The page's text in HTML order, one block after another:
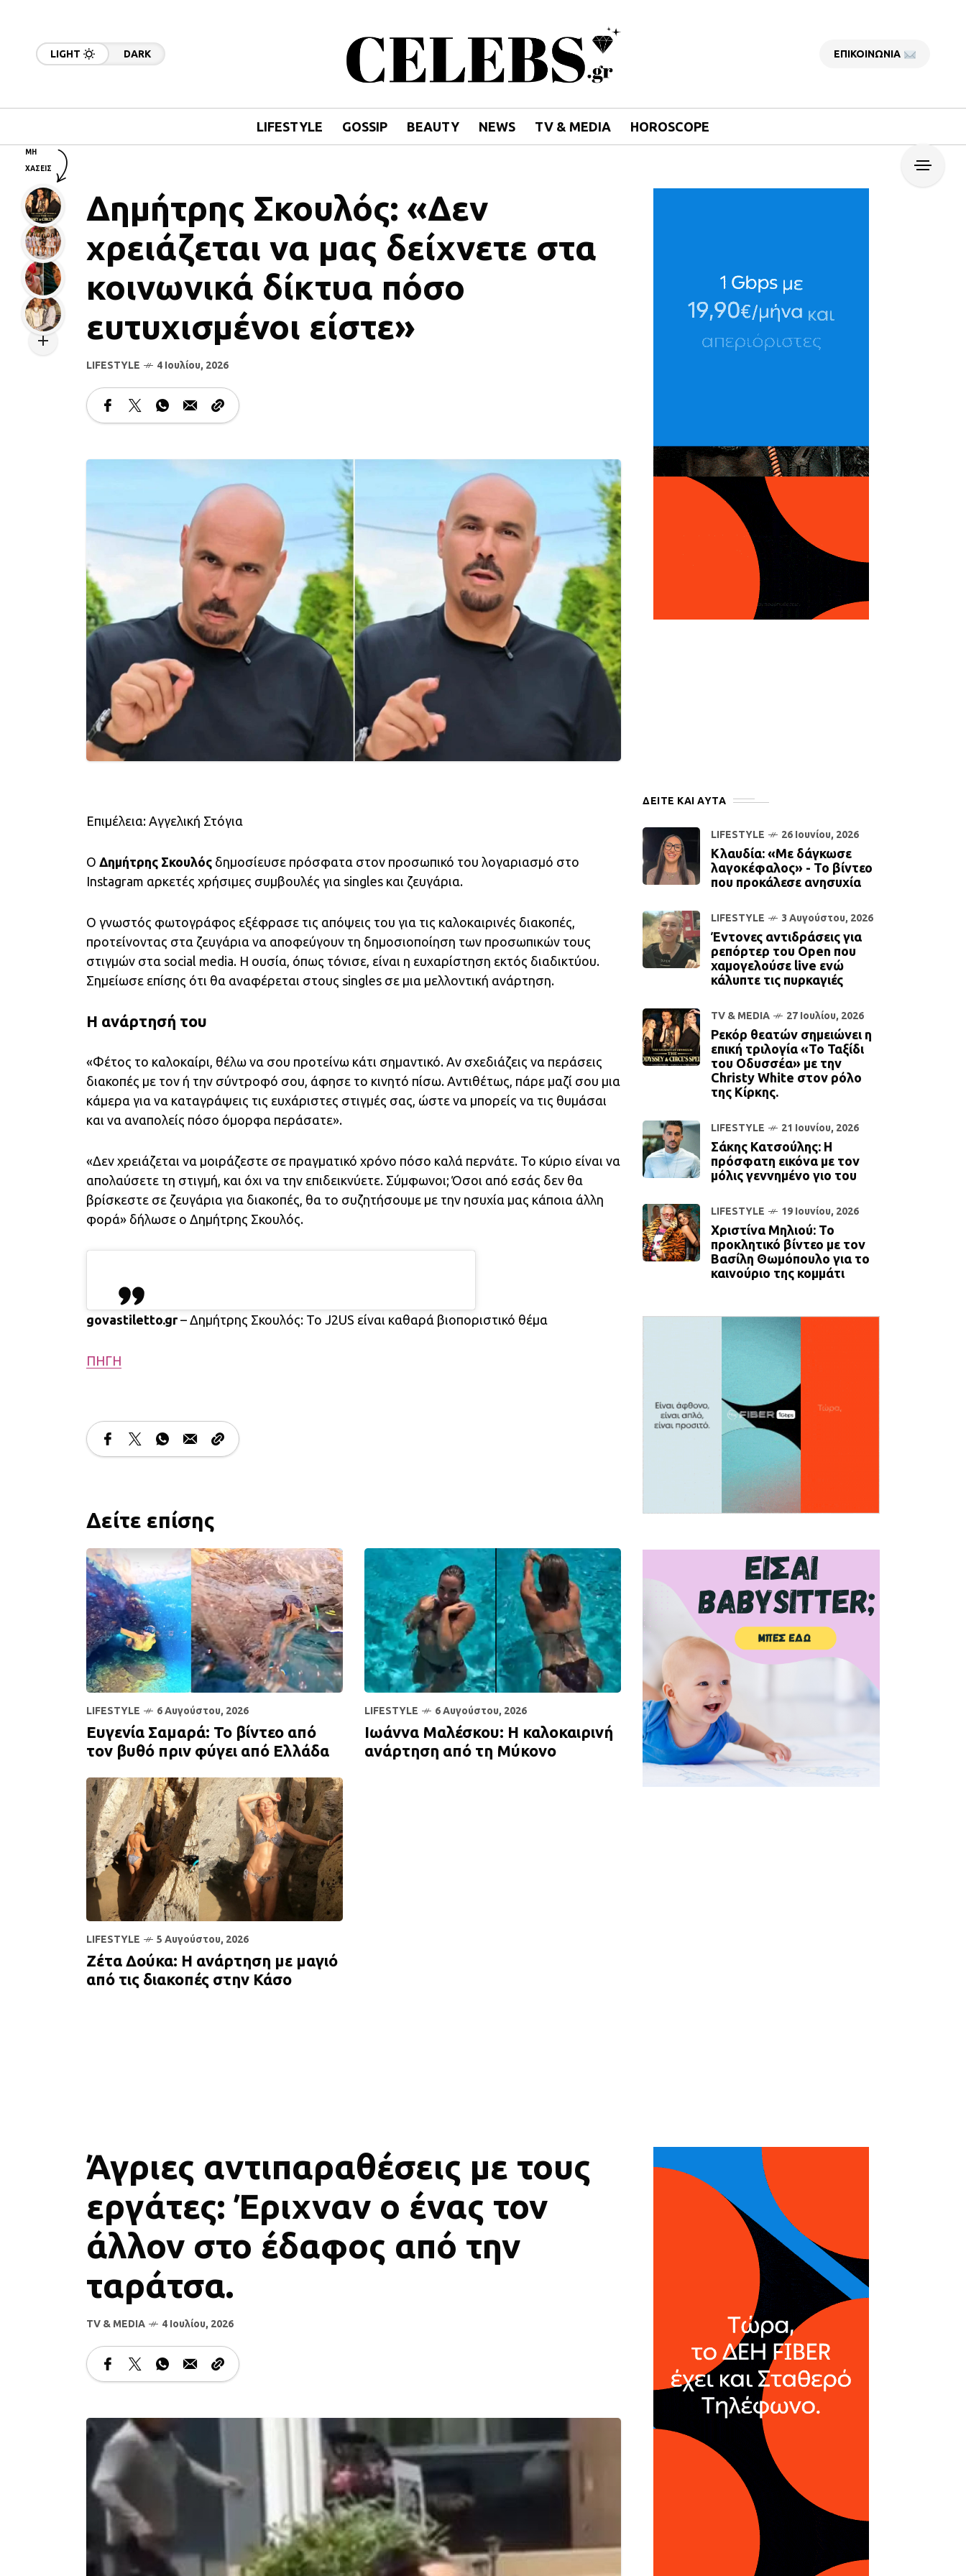
LIGHT DARK ΕΠΙΚΟΙΝΩΝΙΑ
LIFESTYLE GOSSIP BEAUTY NEWS TV & MEDIA HOROSCOPE
Δημήτρης Σκουλός: «Δεν
χρειάζεται να μας δείχνετε στα
κοινωνικά δίκτυα πόσο
ευτυχισμένοι είστε»
LIFESTYLE 4 Ιουλίου, 2026
Επιμέλεια: Αγγελική Στόγια
Ο Δημήτρης Σκουλός δημοσίευσε πρόσφατα στον προσωπικό του λογαριασμό στο
Instagram αρκετές χρήσιμες συμβουλές για singles και ζευγάρια.
Ο γνωστός φωτογράφος εξέφρασε τις απόψεις του για τις καλοκαιρινές διακοπές,
προτείνοντας στα ζευγάρια να αποφεύγουν τη δημοσιοποίηση των προσωπικών τους
στιγμών στα social media. Η ουσία, όπως τόνισε, είναι η ευχαρίστηση εκτός διαδικτύου.
Σημείωσε επίσης ότι θα αναφέρεται στους singles σε μια μελλοντική ανάρτηση.
Η ανάρτησή του
«Φέτος το καλοκαίρι, θέλω να σου προτείνω κάτι σημαντικό. Αν σχεδιάζεις να περάσεις
διακοπές με τον ή την σύντροφό σου, άφησε το κινητό πίσω. Αντιθέτως, πάρε μαζί σου μια
κάμερα για να καταγράψεις τις ευχάριστες στιγμές σας, ώστε να μπορείς να τις θυμάσαι
και να αναπολείς πόσο όμορφα περάσατε».
«Δεν χρειάζεται να μοιράζεστε σε πραγματικό χρόνο πόσο καλά περνάτε. Το κύριο είναι να
απολαύσετε τη στιγμή, και όχι να την επιδεικνύετε. Σύμφωνοι; Όσοι από εσάς δεν θα
βρίσκεστε σε ζευγάρια για διακοπές, θα το συζητήσουμε με την ησυχία μας κάποια άλλη
φορά» δήλωσε ο Δημήτρης Σκουλός.
govastiletto.gr– Δημήτρης Σκουλός: Το J2US είναι καθαρά βιοποριστικό θέμα
ΠΗΓΗ
Δείτε επίσης
LIFESTYLE 6 Αυγούστου, 2026
Ευγενία Σαμαρά: Το βίντεο από
τον βυθό πριν φύγει από Ελλάδα
LIFESTYLE 6 Αυγούστου, 2026
Ιωάννα Μαλέσκου: Η καλοκαιρινή
ανάρτηση από τη Μύκονο
LIFESTYLE 5 Αυγούστου, 2026
Ζέτα Δούκα: Η ανάρτηση με μαγιό
από τις διακοπές στην Κάσο
ΔΕΙΤΕ ΚΑΙ ΑΥΤΆ
LIFESTYLE 26 Ιουνίου, 2026
Κλαυδία: «Με δάγκωσε
λαγοκέφαλος» - Το βίντεο
που προκάλεσε ανησυχία
LIFESTYLE 3 Αυγούστου, 2026
Έντονες αντιδράσεις για
ρεπόρτερ του Open που
χαμογελούσε live ενώ
κάλυπτε τις πυρκαγιές
TV & MEDIA 27 Ιουλίου, 2026
Ρεκόρ θεατών σημειώνει η
επική τριλογία «Το Ταξίδι
του Οδυσσέα» με την
Christy White στον ρόλο
της Κίρκης.
LIFESTYLE 21 Ιουνίου, 2026
Σάκης Κατσούλης: Η
πρόσφατη εικόνα με τον
μόλις γεννημένο γιο του
LIFESTYLE 19 Ιουνίου, 2026
Χριστίνα Μηλιού: Το
προκλητικό βίντεο με τον
Βασίλη Θωμόπουλο για το
καινούριο της κομμάτι
Άγριες αντιπαραθέσεις με τους
εργάτες: Έριχναν ο ένας τον
άλλον στο έδαφος από την
ταράτσα.
TV & MEDIA 4 Ιουλίου, 2026
ΜΗ
ΧΑΣΕΙΣ